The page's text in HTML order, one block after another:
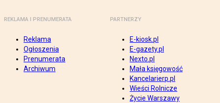
REKLAMA I PRENUMERATA
Reklama
Ogłoszenia
Prenumerata
Archiwum
PARTNERZY
E-kiosk.pl
E-gazety.pl
Nexto.pl
Mała księgowość
Kancelarierp.pl
Wieści Rolnicze
Życie Warszawy